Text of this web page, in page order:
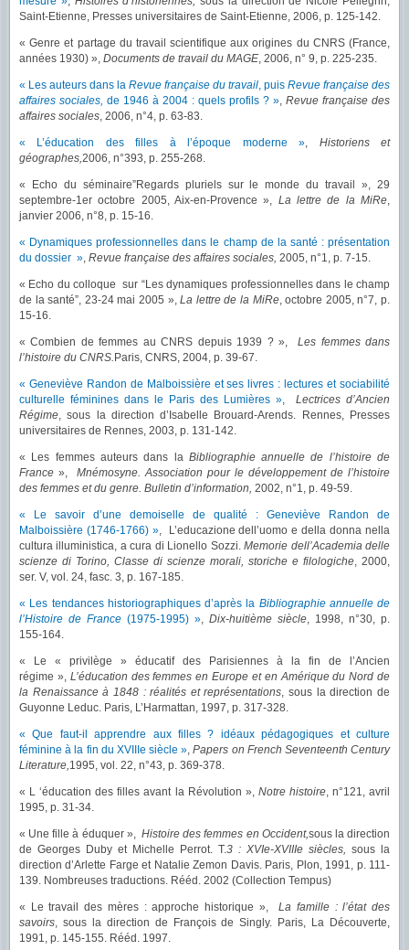
Saint-Etienne, Presses universitaires de Saint-Etienne, 2006, p. 125-142.
« Genre et partage du travail scientifique aux origines du CNRS (France,
années 1930) », Documents de travail du MAGE, 2006, n° 9, p. 225-235.
« Les auteurs dans la Revue française du travail, puis Revue française des
affaires sociales, de 1946 à 2004 : quels profils ? », Revue française des
affaires sociales, 2006, n°4, p. 63-83.
« L’éducation des filles à l’époque moderne », Historiens et
géographes,2006, n°393, p. 255-268.
« Echo du séminaire”Regards pluriels sur le monde du travail », 29
septembre-1er octobre 2005, Aix-en-Provence », La lettre de la MiRe,
janvier 2006, n°8, p. 15-16.
« Dynamiques professionnelles dans le champ de la santé : présentation
du dossier », Revue française des affaires sociales, 2005, n°1, p. 7-15.
« Echo du colloque sur “Les dynamiques professionnelles dans le champ
de la santé”, 23-24 mai 2005 »,La lettre de la MiRe, octobre 2005, n°7, p.
15-16.
« Combien de femmes au CNRS depuis 1939 ? »,Les femmes dans
l’histoire du CNRS. Paris, CNRS, 2004, p. 39-67.
« Geneviève Randon de Malboissière et ses livres : lectures et sociabilité
culturelle féminines dans le Paris des Lumières », Lectrices d’Ancien
Régime, sous la direction d’Isabelle Brouard-Arends. Rennes, Presses
universitaires de Rennes, 2003, p. 131-142.
« Les femmes auteurs dans la Bibliographie annuelle de l’histoire de
France », Mnémosyne. Association pour le développement de l’histoire
des femmes et du genre. Bulletin d’information, 2002, n°1, p. 49-59.
« Le savoir d’une demoiselle de qualité : Geneviève Randon de
Malboissière (1746-1766) », L’educazione dell’uomo e della donna nella
cultura illuministica, a cura di Lionello Sozzi.Memorie dell’Academia delle
scienze di Torino, Classe di scienze morali, storiche e filologiche, 2000,
ser. V, vol. 24, fasc. 3, p. 167-185.
« Les tendances historiographiques d’après la Bibliographie annuelle de
l’Histoire de France (1975-1995) », Dix-huitième siècle, 1998, n°30, p.
155-164.
« Le « privilège » éducatif des Parisiennes à la fin de l’Ancien
régime », L’éducation des femmes en Europe et en Amérique du Nord de
la Renaissance à 1848 : réalités et représentations, sous la direction de
Guyonne Leduc. Paris, L’Harmattan, 1997, p. 317-328.
« Que faut-il apprendre aux filles ? idéaux pédagogiques et culture
féminine à la fin du XVIIIe siècle »,Papers on French Seventeenth Century
Literature,1995, vol. 22, n°43, p. 369-378.
« L ‘éducation des filles avant la Révolution », Notre histoire, n°121, avril
1995, p. 31-34.
« Une fille à éduquer », Histoire des femmes en Occident,sous la direction
de Georges Duby et Michelle Perrot. T.3 : XVIe-XVIIIe siècles, sous la
direction d’Arlette Farge et Natalie Zemon Davis. Paris, Plon, 1991, p. 111-
139. Nombreuses traductions. Rééd. 2002 (Collection Tempus)
« Le travail des mères : approche historique »,La famille : l’état des
savoirs, sous la direction de François de Singly. Paris, La Découverte,
1991, p. 145-155. Rééd. 1997.